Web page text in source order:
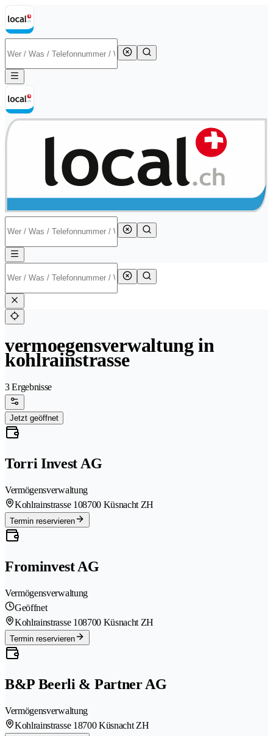
vermoegensverwaltung in
kohlrainstrasse
3 Ergebnisse
Jetzt geöffnet
Torri Invest AG
Vermögensverwaltung
Kohlrainstrasse 108700 Küsnacht ZH
Termin reservieren
Frominvest AG
Vermögensverwaltung
Geöffnet
Kohlrainstrasse 108700 Küsnacht ZH
Termin reservieren
B&P Beerli & Partner AG
Vermögensverwaltung
Kohlrainstrasse 18700 Küsnacht ZH